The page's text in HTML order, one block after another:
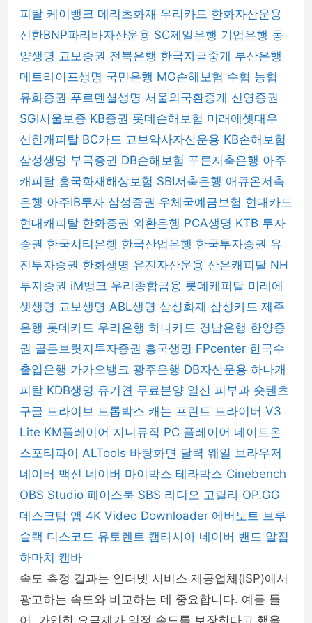
피탈 케이뱅크 메리츠화재 우리카드 한화자산운용
신한BNP파리바자산운용 SC제일은행 기업은행 동
양생명 교보증권 전북은행 한국자금중개 부산은행
메트라이프생명 국민은행 MG손해보험 수협 농협
유화증권 푸르덴셜생명 서울외국환중개 신영증권
SGI서울보증 KB증권 롯데손해보험 미래에셋대우
신한캐피탈 BC카드 교보악사자산운용 KB손해보험
삼성생명 부국증권 DB손해보험 푸른저축은행 아주
캐피탈 흥국화재해상보험 SBI저축은행 애큐온저축
은행 아주IB투자 삼성증권 우체국예금보험 현대카드
현대캐피탈 한화증권 외환은행 PCA생명 KTB 투자
증권 한국시티은행 한국산업은행 한국투자증권 유
진투자증권 한화생명 유진자산운용 산은캐피탈 NH
투자증권 iM뱅크 우리종합금융 롯데캐피탈 미래에
셋생명 교보생명 ABL생명 삼성화재 삼성카드 제주
은행 롯데카드 우리은행 하나카드 경남은행 한양증
권 골든브릿지투자증권 흥국생명 FPcenter 한국수
출입은행 카카오뱅크 광주은행 DB자산운용 하나캐
피탈 KDB생명 유기견 무료분양 일산 피부과 숏텐츠
구글 드라이브 드롭박스 캐논 프린트 드라이버 V3
Lite KM플레이어 지니뮤직 PC 플레이어 네이트온
스포티파이 ALTools 바탕화면 달력 웨일 브라우저
네이버 백신 네이버 마이박스 테라박스 Cinebench
OBS Studio 페이스북 SBS 라디오 고릴라 OP.GG
데스크탑 앱 4K Video Downloader 에버노트 브루
슬랙 디스코드 유토렌트 캠타시아 네이버 밴드 알집
하마치 캔바
속도 측정 결과는 인터넷 서비스 제공업체(ISP)에서
광고하는 속도와 비교하는 데 중요합니다. 예를 들
어, 가입한 요금제가 일정 속도를 보장한다고 했을